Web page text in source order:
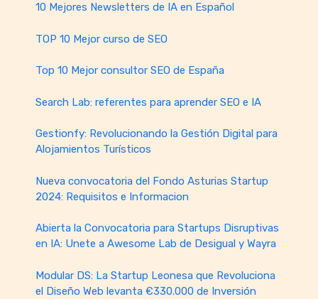
10 Mejores Newsletters de IA en Español
TOP 10 Mejor curso de SEO
Top 10 Mejor consultor SEO de España
Search Lab: referentes para aprender SEO e IA
Gestionfy: Revolucionando la Gestión Digital para
Alojamientos Turísticos
Nueva convocatoria del Fondo Asturias Startup
2024: Requisitos e Informacion
Abierta la Convocatoria para Startups Disruptivas
en IA: Unete a Awesome Lab de Desigual y Wayra
Modular DS: La Startup Leonesa que Revoluciona
el Diseño Web levanta €330.000 de Inversión